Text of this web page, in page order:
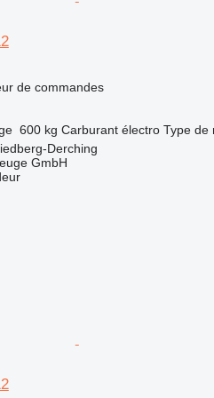
de commandes
600 kg Carburant électro Type de
Derching
GmbH